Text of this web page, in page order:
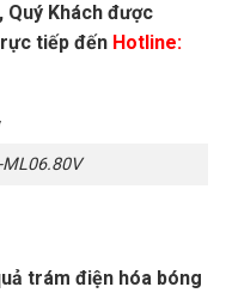
Quý Khách được
tiếp đến Hotline:
trám điện hóa bóng